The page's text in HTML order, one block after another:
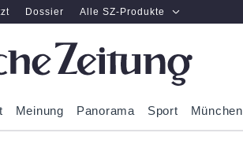
Dossier Alle SZ-Produkte
Meinung Panorama Sport München